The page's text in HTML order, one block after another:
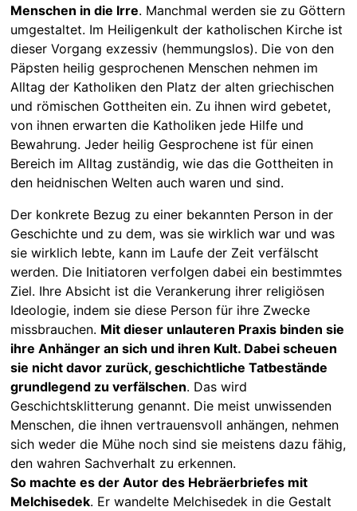
Menschen in die Irre. Manchmal werden sie zu Göttern
umgestaltet. Im Heiligenkult der katholischen Kirche ist
dieser Vorgang exzessiv (hemmungslos). Die von den
Päpsten heilig gesprochenen Menschen nehmen im
Alltag der Katholiken den Platz der alten griechischen
und römischen Gottheiten ein. Zu ihnen wird gebetet,
von ihnen erwarten die Katholiken jede Hilfe und
Bewahrung. Jeder heilig Gesprochene ist für einen
Bereich im Alltag zuständig, wie das die Gottheiten in
den heidnischen Welten auch waren und sind.
Der konkrete Bezug zu einer bekannten Person in der
Geschichte und zu dem, was sie wirklich war und was
sie wirklich lebte, kann im Laufe der Zeit verfälscht
werden. Die Initiatoren verfolgen dabei ein bestimmtes
Ziel. Ihre Absicht ist die Verankerung ihrer religiösen
Ideologie, indem sie diese Person für ihre Zwecke
missbrauchen. Mit dieser unlauteren Praxis binden sie
ihre Anhänger an sich und ihren Kult. Dabei scheuen
sie nicht davor zurück, geschichtliche Tatbestände
grundlegend zu verfälschen. Das wird
Geschichtsklitterung genannt. Die meist unwissenden
Menschen, die ihnen vertrauensvoll anhängen, nehmen
sich weder die Mühe noch sind sie meistens dazu fähig,
den wahren Sachverhalt zu erkennen.
So machte es der Autor des Hebräerbriefes mit
Melchisedek. Er wandelte Melchisedek in die Gestalt